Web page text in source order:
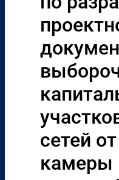
сетей
камеры